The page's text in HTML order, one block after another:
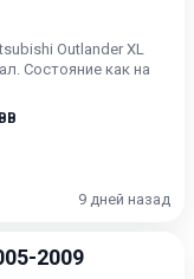
Outlander XL
Состояние как на
9 дней назад
2009